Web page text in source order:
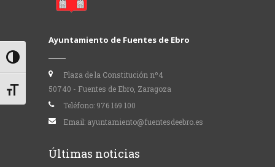
Alternar alto contraste
Alternar tamaño de letra
Ayuntamiento de Fuentes de Ebro
Plaza de la Constitución nº4
50740 - Fuentes de Ebro, Zaragoza
Teléfono: 976 169 100
Email: ayuntamiento@fuentesdeebro.es
Últimas noticias